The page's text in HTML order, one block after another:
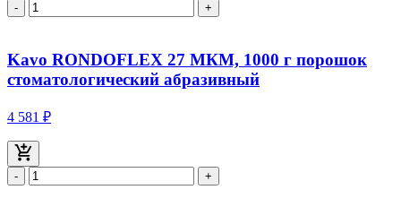
- +
Kavo RONDOFLEX 27 МКМ, 1000 г порошок
стоматологический абразивный
4 581 ₽
- +